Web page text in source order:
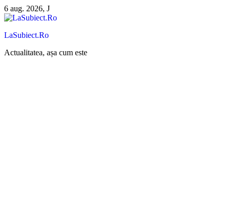
Sari
la
6 aug. 2026, J
LaSubiect.Ro
Actualitatea, așa cum este